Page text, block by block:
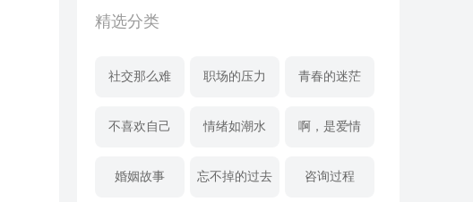
精选分类
社交那么难 职场的压力 青春的迷茫
不喜欢自己 情绪如潮水 啊，是爱情
婚姻故事 忘不掉的过去 咨询过程